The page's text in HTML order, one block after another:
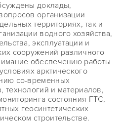
доклады,
организации
территориях, так и
водного хозяйства,
эксплуатации и
сооружений различного
обеспечению работы
арктического
со-временных
технологий и материалов,
состояния ГТС,
геосинтетических
строительстве.